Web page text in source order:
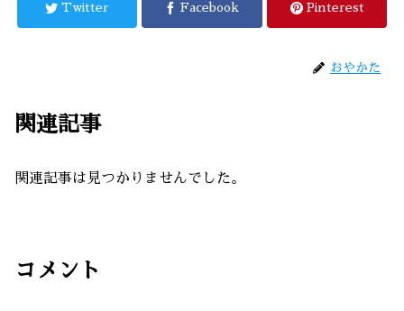
Twitter Facebook Pinterest
おやかた
関連記事
関連記事は見つかりませんでした。
コメント